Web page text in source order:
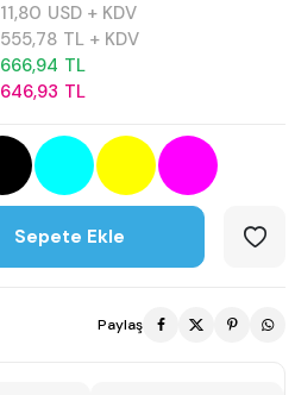
11,80 USD + KDV
555,78 TL + KDV
666,94 TL
646,93 TL
Sepete Ekle
Paylaş